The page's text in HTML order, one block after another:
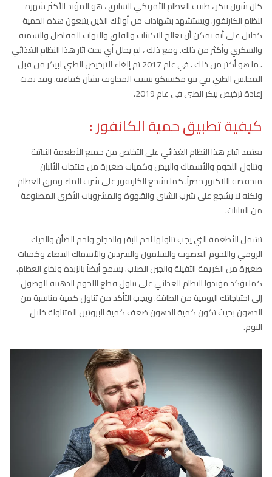
كان شون بيكر ، طبيب العظام الأمريكي السابق ، هو المؤيد الأكثر شهرة
لنظام الكارنفور. ويستشهد بشهادات من أولئك الذين يتبعون هذه الحمية
كدليل على أنه يمكن أن يعالج الاكتئاب والقلق والتهاب المفاصل والسمنة
والسكري وأكثر من ذلك. ومع ذلك ، لم يحلل أي بحث آثار هذا النظام الغذائي
. ما هو أكثر من ذلك ، في عام 2017 تم إلغاء الترخيص الطبي لبيكر من قبل
المجلس الطبي في نيو مكسيكو بسبب المخاوف بشأن كفاءته. وقد تمت
إعادة ترخيص بيكر الطبي في عام 2019.
كيفية تطبيق حمية الكانفور :
يعتمد اتباع هذا النظام الغذائي على التخلص من جميع الأطعمة النباتية
وتناول اللحوم والأسماك والبيض وكميات صغيرة من منتجات الألبان
منخفضة اللاكتوز حصراً. كما يشجع الكارنفور على شرب الماء ومرق العظام
ولكنه لا يشجع على شرب الشاي والقهوة والمشروبات الأخرى المصنوعة
من النباتات.
تشمل الأطعمة التي يجب تناولها لحم البقر والدجاج ولحم الضأن والديك
الرومي واللحوم العضوية والسلمون والسردين والأسماك البيضاء وكميات
صغيرة من الكريمة الثقيلة والجبن الصلب. يسمح أيضاً بالزبدة ونخاع العظام.
كما يؤكد مؤيدوا النظام الغذائي على تناول قطع اللحوم الدهنية للوصول
إلى احتياجاتك اليومية من الطاقة. ويجب التأكد من تناول كمية مناسبة من
الدهون بحيث تكون كمية الدهون ضعف كمية البروتين المتناولة خلال
اليوم.